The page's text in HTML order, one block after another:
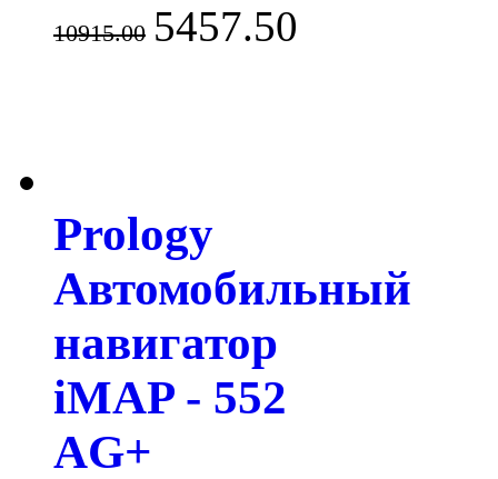
10915.00 5457.50
Prology
Автомобильный
навигатор
iMAP - 552
AG+